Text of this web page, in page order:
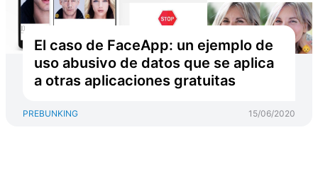
El caso de FaceApp: un ejemplo de
uso abusivo de datos que se aplica
a otras aplicaciones gratuitas
PREBUNKING 15/06/2020